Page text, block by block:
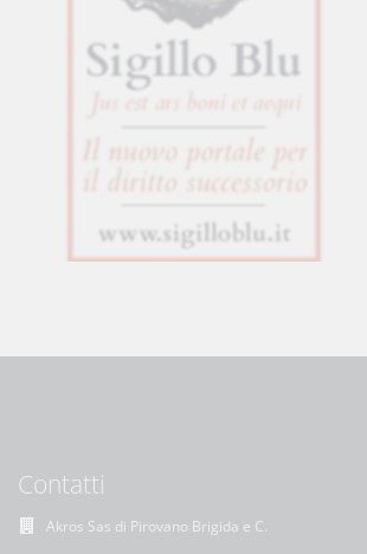
Contatti
Akros Sas di Pirovano Brigida e C.